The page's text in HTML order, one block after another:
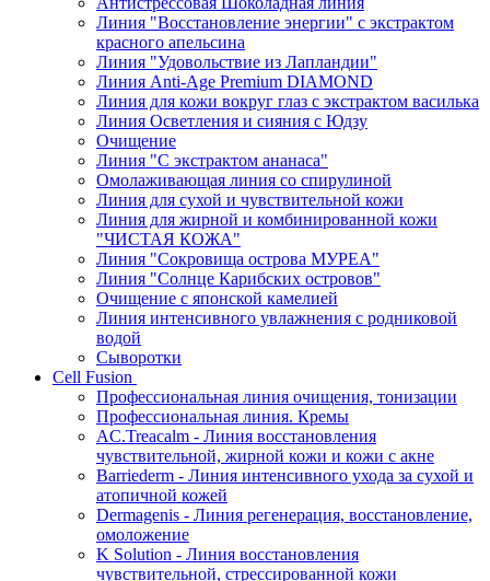
Линия "Восстановление энергии" с экстрактом
красного апельсина
Линия "Удовольствие из Лапландии"
Линия Anti-Age Premium DIAMOND
Линия для кожи вокруг глаз с экстрактом василька
Линия Осветления и сияния с Юдзу
Очищение
Линия "С экстрактом ананаса"
Омолаживающая линия со спирулиной
Линия для сухой и чувствительной кожи
Линия для жирной и комбинированной кожи
"ЧИСТАЯ КОЖА"
Линия "Сокровища острова МУРЕА"
Линия "Солнце Карибских островов"
Очищение с японской камелией
Линия интенсивного увлажнения с родниковой
водой
Сыворотки
Cell Fusion
Профессиональная линия очищения, тонизации
Профессиональная линия. Кремы
AC.Treacalm - Линия восстановления
чувствительной, жирной кожи и кожи с акне
Barriederm - Линия интенсивного ухода за сухой и
атопичной кожей
Dermagenis - Линия регенерация, восстановление,
омоложение
K Solution - Линия восстановления
чувствительной, стрессированной кожи